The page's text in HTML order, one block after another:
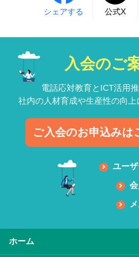
シェアする 公式X
入会のご
電話応対教育とICT活用推
社内の人材育成や生産性の向上
ご入会のお申込みは
ユー
ホーム